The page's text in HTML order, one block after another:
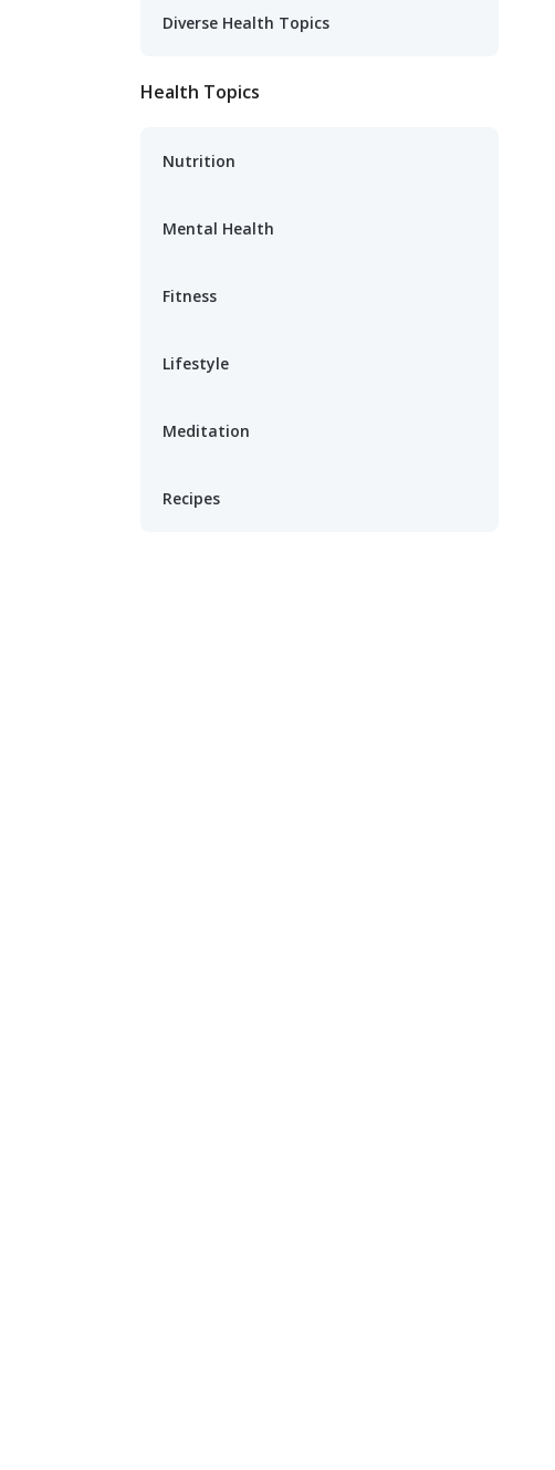
Diverse Health Topics
Health Topics
Nutrition
Mental Health
Fitness
Lifestyle
Meditation
Recipes